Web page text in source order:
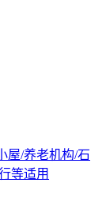
屋/养老机构/石
等适用